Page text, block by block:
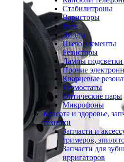
Стабилитроны
Варисторы
Реле
Диоды
Пьезо элементы
Резисторы
Лампы
Прочие
Кварцевые
Термостаты
Оптические пары
Микрофоны
Красота и здоровье,
техники
Запчасти и
тримеров,
Запчасти для
ирригаторов